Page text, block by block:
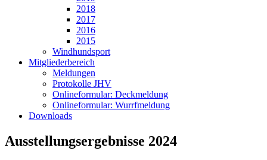
2018
2017
2016
2015
Windhundsport
Mitgliederbereich
Meldungen
Protokolle JHV
Onlineformular: Deckmeldung
Onlineformular: Wurrfmeldung
Downloads
Ausstellungsergebnisse 2024